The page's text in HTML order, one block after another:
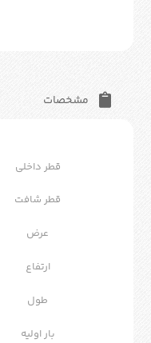
مشخصات
قطر داخلی
قطر شافت
عرض
ارتفاع
طول
بار اولیه